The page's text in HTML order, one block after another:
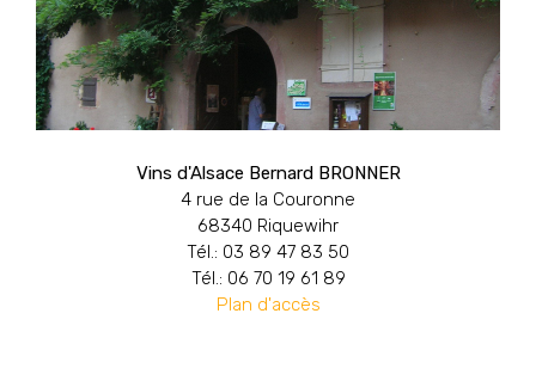
Vins d'Alsace Bernard BRONNER
4 rue de la Couronne
68340 Riquewihr
Tél.: 03 89 47 83 50
Tél.: 06 70 19 61 89
Plan d'accès